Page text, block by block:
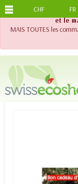
!! Important !!
et le
MAIS TOUTES les
CHF FR